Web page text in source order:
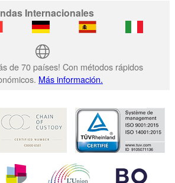
Internacionales
de 70 países! Con métodos rápidos
Más información.